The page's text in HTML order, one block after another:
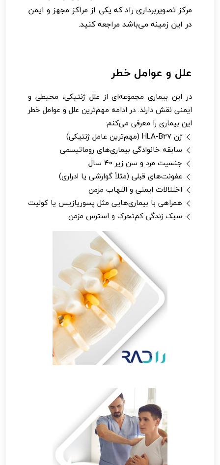
مرکز تصویربرداری راد که یکی از مراکز مجهز و ایمن
در این زمینه می‌باشد مراجعه کنید.
علل و عوامل خطر
در این بیماری مجموعه‌ای از علل ژنتیکی، محیطی و
ایمنی نقش دارند. در ادامه مهم‌ترین علل و عوامل خطر
این بیماری را معرفی می‌کنم:
ژن HLA-B27 (مهم‌ترین عامل ژنتیکی)
سابقه خانوادگی بیماری‌های روماتیسمی
جنسیت مرد و سن زیر ۴۰ سال
عفونت‌های قبلی (مثلاً گوارشی یا ادراری)
اختلالات ایمنی و التهاب مزمن
همراهی با بیماری‌هایی مثل پسوریازیس یا کولیت
سبک زندگی کم‌تحرک و استرس مزمن